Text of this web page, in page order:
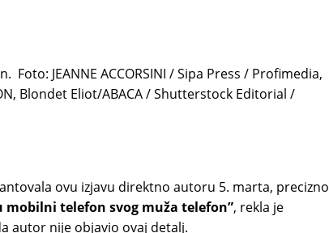
Foto: JEANNE ACCORSINI / Sipa Press / Profimedia,
Blondet Eliot/ABACA / Shutterstock Editorial /
ovu izjavu direktno autoru 5. marta, precizno
mobilni telefon svog muža telefon”, rekla je
autor nije objavio ovaj detalj.